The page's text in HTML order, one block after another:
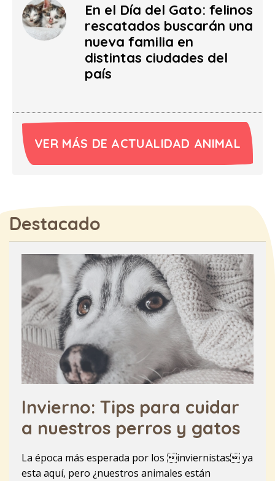
En el Día del Gato: felinos
rescatados buscarán una
nueva familia en
distintas ciudades del
país
VER MÁS DE ACTUALIDAD ANIMAL
Destacado
Invierno: Tips para cuidar
a nuestros perros y gatos
La época más esperada por los inviernistas ya
esta aquí, pero ¿nuestros animales están